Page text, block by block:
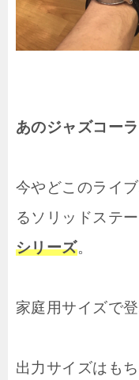
あのジャズコー
今やどこのライ
るソリッドステ
シリーズ。
家庭用サイズで登
出力サイズはも